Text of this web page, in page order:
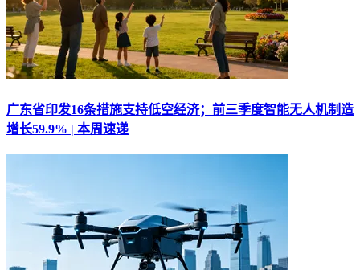
广东省印发16条措施支持低空经济；前三季度智能无人机制造
增长59.9% | 本周速递